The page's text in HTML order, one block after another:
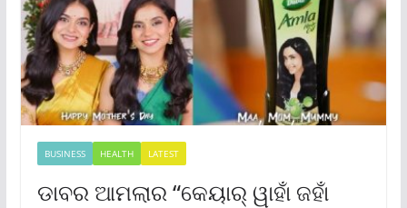
BUSINESS HEALTH LATEST
ଡାବର ଆମଲାର “କେୟାର୍ ୱାହାଁ ଜହାଁ